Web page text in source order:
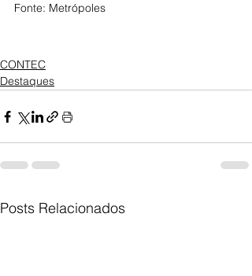
Fonte: Metrópoles
CONTEC
Destaques
Posts Relacionados